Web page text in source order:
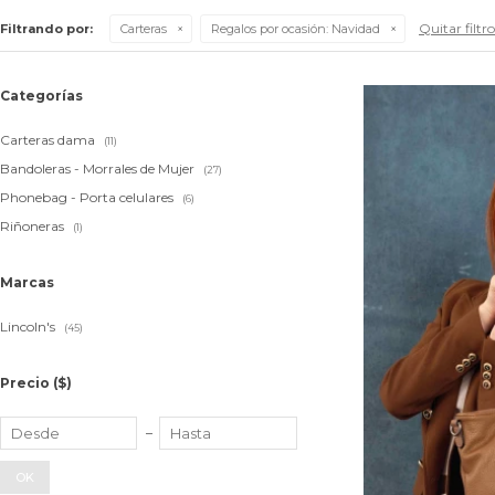
Filtrando por: Carteras Regalos por ocasión: Navidad Quitar
Categorías
Carteras dama (11)
Bandoleras - Morrales de Mujer (27)
Phonebag - Porta celulares (6)
Riñoneras (1)
Marcas
Lincoln's (45)
Precio ($)
OK